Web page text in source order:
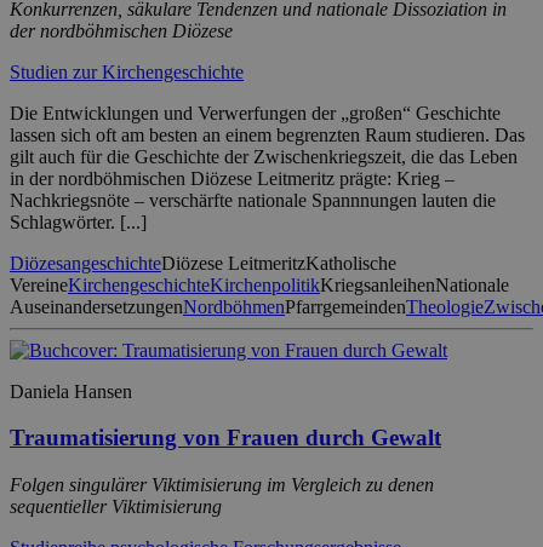
Konkurrenzen, säkulare Tendenzen und nationale Dissoziation in
der nordböhmischen Diözese
Studien zur Kirchengeschichte
Die Entwicklungen und Verwerfungen der „großen“ Geschichte
lassen sich oft am besten an einem begrenzten Raum studieren. Das
gilt auch für die Geschichte der Zwischenkriegszeit, die das Leben
in der nordböhmischen Diözese Leitmeritz prägte: Krieg –
Nachkriegsnöte – verschärfte nationale Spannnungen lauten die
Schlagwörter. [...]
DiözesangeschichteDiözese LeitmeritzKatholische
VereineKirchengeschichteKirchenpolitikKriegsanleihenNationale
AuseinandersetzungenNordböhmenPfarrgemeindenTheologie
Daniela Hansen
Traumatisierung von Frauen durch Gewalt
Folgen singulärer Viktimisierung im Vergleich zu denen
sequentieller Viktimisierung